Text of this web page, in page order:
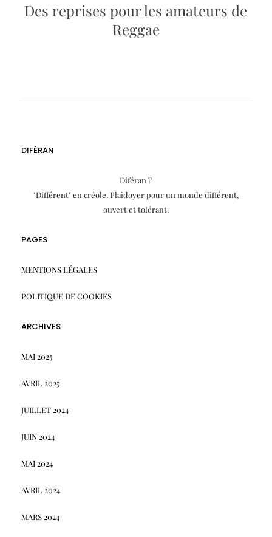
Des reprises pour les amateurs de
Reggae
DIFÉRAN
Diféran ?
"Différent" en créole. Plaidoyer pour un monde différent,
ouvert et tolérant.
PAGES
MENTIONS LÉGALES
POLITIQUE DE COOKIES
ARCHIVES
MAI 2025
AVRIL 2025
JUILLET 2024
JUIN 2024
MAI 2024
AVRIL 2024
MARS 2024